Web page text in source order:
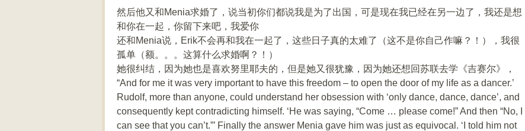
然后他又和Menia求婚了，说当初你们都说我是为了出国，可是现在我已经在另一边了，我还是想
和你在一起，你留下来吧，我爱你
还和Menia说，Erik不会再和我在一起了，这些日子真的太难了（这不是你自己作嘛？！），我很
孤单（额。。。这算什么求婚啊？！）
她很纠结，因为她也是喜欢努里耶夫的，但是她又很犹豫，因为她还想回苏联去学《吉赛尔》，
“And for me it was very important to have this freedom – to open the door of my life as a dancer.’
Rudolf, more than anyone, could understand her obsession with ‘only dance, dance, dance’, and
consequently kept contradicting himself. ‘He was saying, “Come … please come!” And then “No, I
can see that you can’t.”’ Finally the answer Menia gave him was just as equivocal. ‘I told him not